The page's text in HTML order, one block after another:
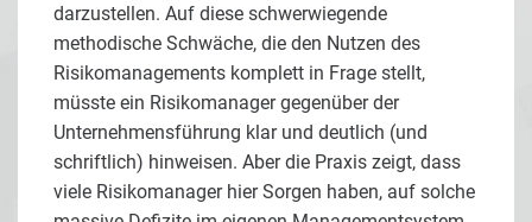
darzustellen. Auf diese schwerwiegende
methodische Schwäche, die den Nutzen des
Risikomanagements komplett in Frage stellt,
müsste ein Risikomanager gegenüber der
Unternehmensführung klar und deutlich (und
schriftlich) hinweisen. Aber die Praxis zeigt, dass
viele Risikomanager hier Sorgen haben, auf solche